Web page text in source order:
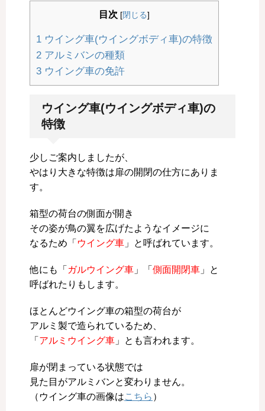
目次 [閉じる]
1 ウイング車(ウイングボディ車)の特徴
2 アルミバンの種類
3 ウイング車の免許
ウイング車(ウイングボディ車)の
特徴
少しご案内しましたが、
やはり大きな特徴は扉の開閉の仕方にありま
す。
箱型の荷台の側面が開き
その姿が鳥の翼を広げたようなイメージに
なるため「 ウイング車 」と呼ばれています。
他にも「 ガルウイング車 」「 側面開閉車 」と
呼ばれたりもします。
ほとんどウイング車の箱型の荷台が
アルミ製で造られているため、
「 アルミウイング車 」とも言われます。
扉が閉まっている状態では
見た目がアルミバンと変わりません。
（ウイング車の画像はこちら ）